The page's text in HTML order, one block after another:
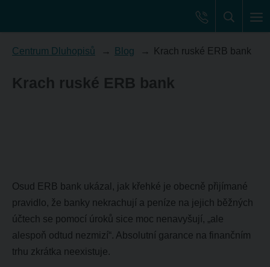
Centrum Dluhopisů Blog Krach ruské ERB bank
Krach ruské ERB bank
Osud ERB bank ukázal, jak křehké je obecně přijímané
pravidlo, že banky nekrachují a peníze na jejich běžných
účtech se pomocí úroků sice moc nenavyšují, „ale
alespoň odtud nezmizí“. Absolutní garance na finančním
trhu zkrátka neexistuje.